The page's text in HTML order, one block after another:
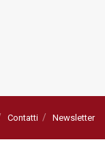
Contatti Newsletter